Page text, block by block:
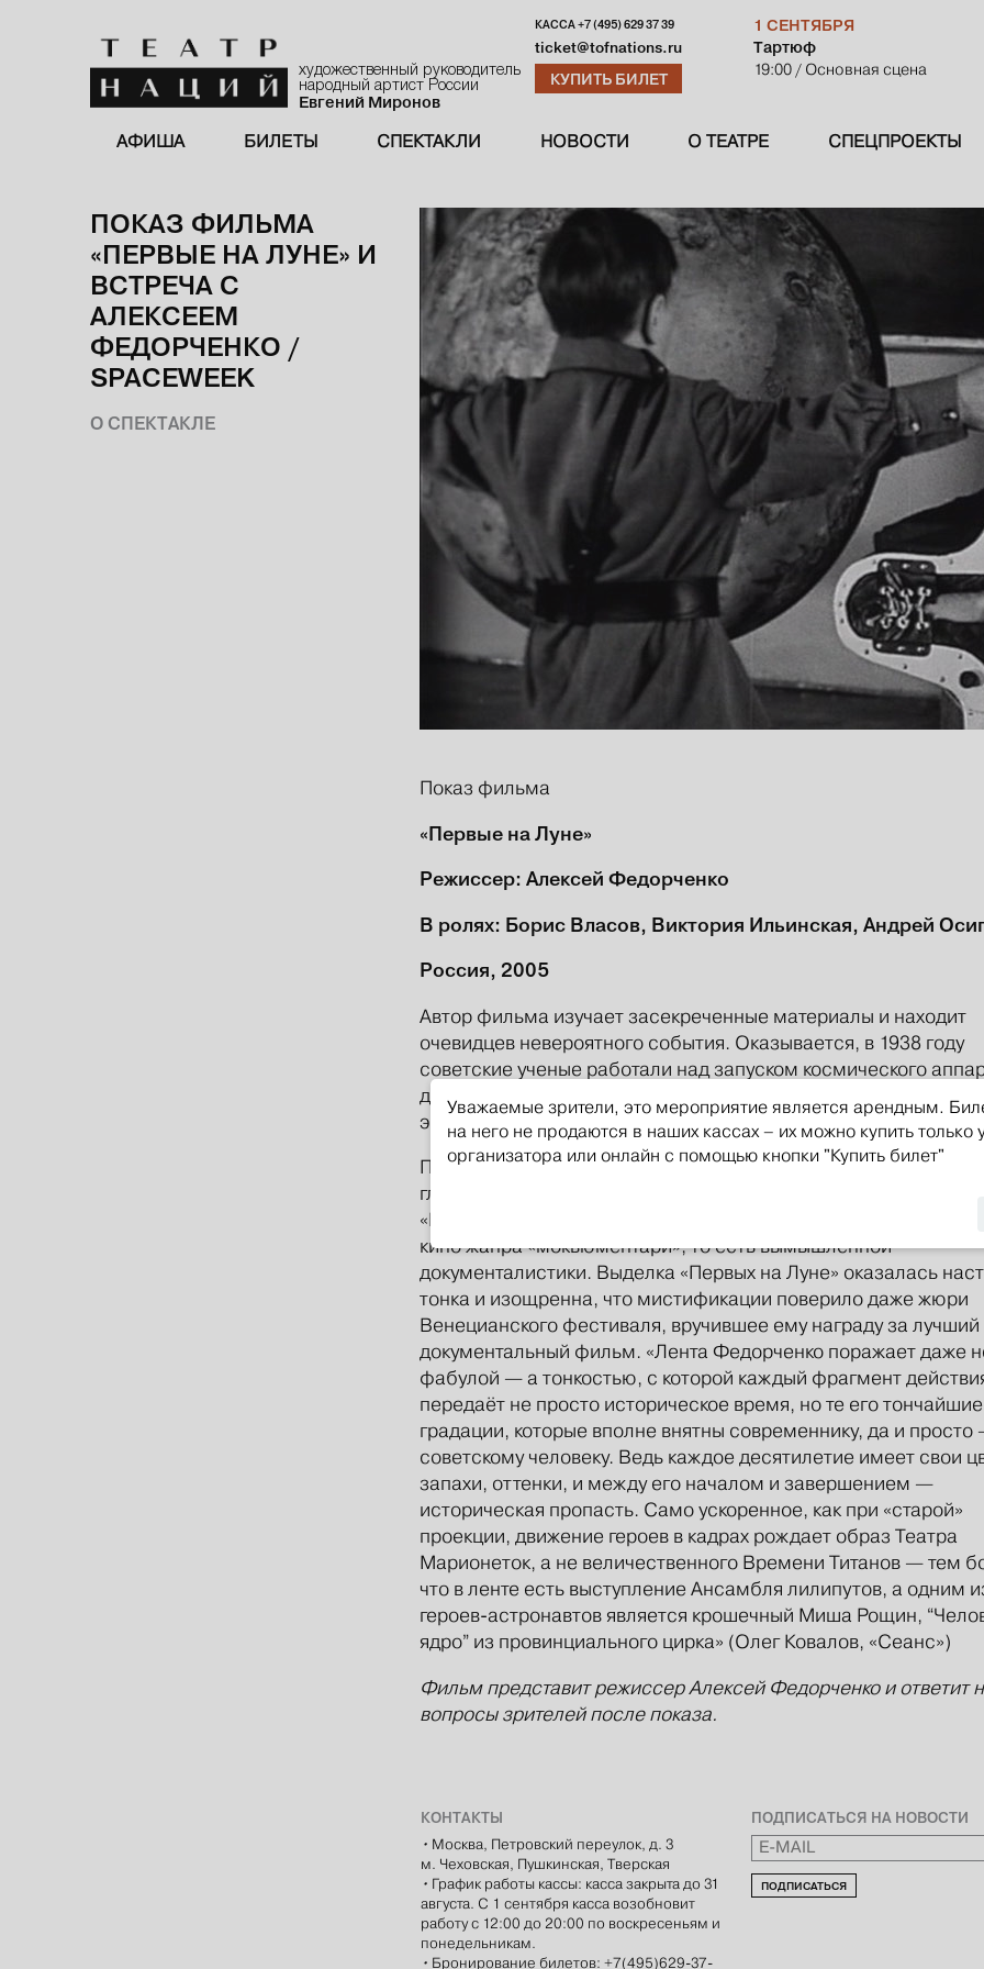
художественный руководитель
народный артист России
Евгений Миронов
КАССА+7 (495) 629 37 39
ticket@tofnations.ru
КУПИТЬ БИЛЕТ
1 СЕНТЯБРЯ
Тартюф
19:00 / Основная сцена
АФИША БИЛЕТЫ СПЕКТАКЛИ НОВОСТИ О ТЕАТРЕ СПЕЦПРОЕКТЫ
ПОКАЗ ФИЛЬМА
«ПЕРВЫЕ НА ЛУНЕ» И
ВСТРЕЧА С
АЛЕКСЕЕМ
ФЕДОРЧЕНКО /
SPACEWEEK
О СПЕКТАКЛЕ
Показ фильма
«Первые на Луне»
Режиссер: Алексей Федорченко
В ролях: Борис Власов, Виктория Ильинская, Андрей
Россия, 2005
Автор фильма изучает засекреченные материалы и находит
очевидцев невероятного события. Оказывается, в 1938 году
советские ученые работали над запуском космического
для полёта на Луну. Целая группа «космолетчиков» готовилась
экспедиции, но после пуска связь с ракетой оборвалась.
Полнометражный дебют Алексея Федорченко, одного из
глубоких современных российских режиссеров (лауреат приза
«Марк Аврелий будущего»), – пример редкого для
кино жанра «мокьюментари», то есть вымышленной
документалистики. Выделка «Первых на Луне» оказалась
тонка и изощренна, что мистификации поверило даже жюри
Венецианского фестиваля, вручившее ему награду за лучший
документальный фильм. «Лента Федорченко поражает даже
фабулой — а тонкостью, с которой каждый фрагмент
передаёт не просто историческое время, но те его тончайшие
градации, которые вполне внятны современнику, да и просто
советскому человеку. Ведь каждое десятилетие имеет свои
запахи, оттенки, и между его началом и завершением —
историческая пропасть. Само ускоренное, как при «старой»
проекции, движение героев в кадрах рождает образ Театра
Марионеток, а не величественного Времени Титанов — тем
что в ленте есть выступление Ансамбля лилипутов, а одним
героев-астронавтов является крошечный Миша Рощин,
ядро” из провинциального цирка» (Олег Ковалов, «Сеанс»)
Фильм представит режиссер Алексей Федорченко и ответит
вопросы зрителей после показа.
КОНТАКТЫ
• Москва, Петровский переулок, д. 3
м. Чеховская, Пушкинская, Тверская
• График работы кассы: касса закрыта до 31
августа. С 1 сентября касса возобновит
работу с 12:00 до 20:00 по воскресеньям и
понедельникам.
• Бронирование билетов: +7(495)629-37-
ПОДПИСАТЬСЯ НА НОВОСТИ
ПОДПИСАТЬСЯ
Уважаемые зрители, это мероприятие является арендным.
на него не продаются в наших кассах – их можно купить только
организатора или онлайн с помощью кнопки "Купить билет"